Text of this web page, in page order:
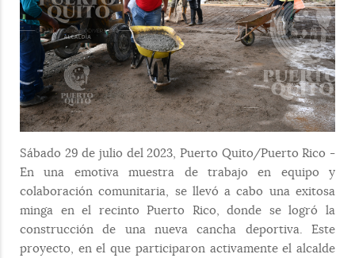
Sábado 29 de julio del 2023, Puerto Quito/Puerto Rico -
En una emotiva muestra de trabajo en equipo y
colaboración comunitaria, se llevó a cabo una exitosa
minga en el recinto Puerto Rico, donde se logró la
construcción de una nueva cancha deportiva. Este
proyecto, en el que participaron activamente el alcalde